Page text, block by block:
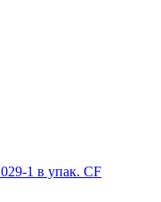
1 в упак. CF